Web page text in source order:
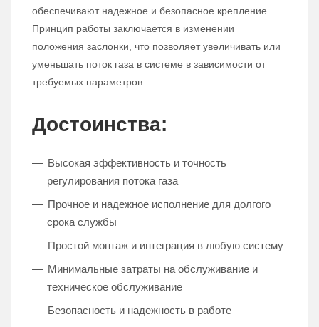
обеспечивают надежное и безопасное крепление.
Принцип работы заключается в изменении
положения заслонки, что позволяет увеличивать или
уменьшать поток газа в системе в зависимости от
требуемых параметров.
Достоинства:
Высокая эффективность и точность
регулирования потока газа
Прочное и надежное исполнение для долгого
срока службы
Простой монтаж и интеграция в любую систему
Минимальные затраты на обслуживание и
техническое обслуживание
Безопасность и надежность в работе